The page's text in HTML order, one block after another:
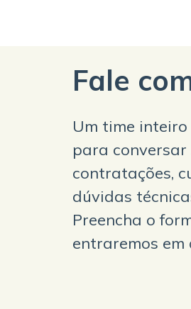
Fale
Um time
para conversar
contratações,
dúvidas
Preencha o
entraremos em